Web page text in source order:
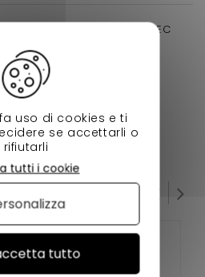
AVANT
30 X 60 X 37 ( AVEC
DE FREIN 210 MM
1er montage
stessa categoria:
uso di cookies e ti
se accettarli o
rifiutarli
tutto
tutti i cookie